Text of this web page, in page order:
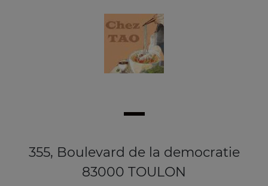
355, Boulevard de la democratie
83000 TOULON